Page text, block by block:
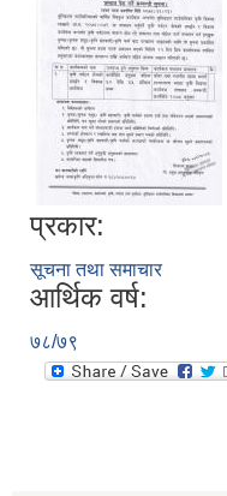
प्रकार:
सूचना तथा समाचार
आर्थिक वर्ष:
७८/७९